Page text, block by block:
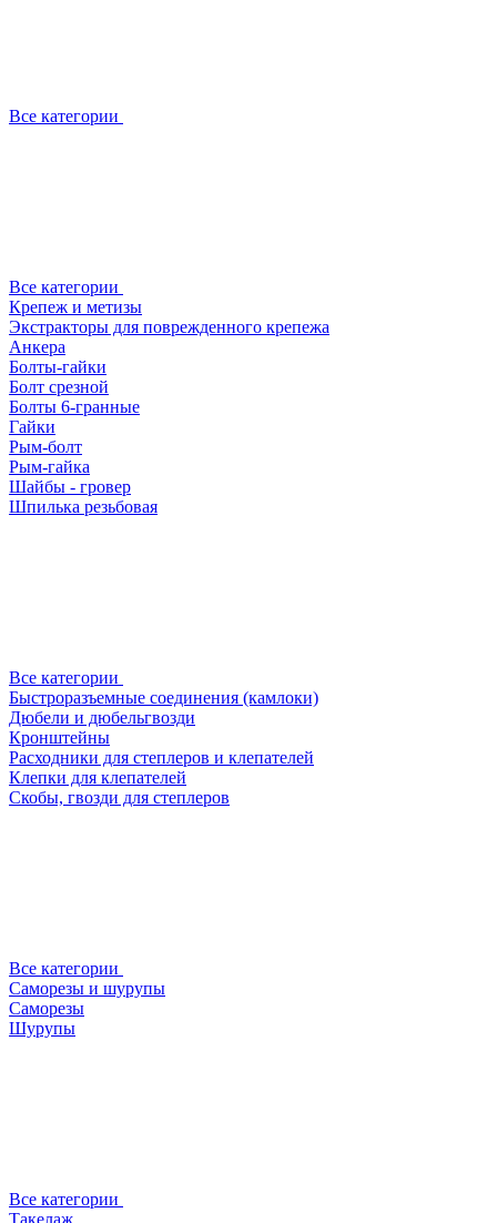
Все категории
Все категории
Крепеж и метизы
Экстракторы для поврежденного крепежа
Анкера
Болты-гайки
Болт срезной
Болты 6-гранные
Гайки
Рым-болт
Рым-гайка
Шайбы - гровер
Шпилька резьбовая
Все категории
Быстроразъемные соединения (камлоки)
Дюбели и дюбельгвозди
Кронштейны
Расходники для степлеров и клепателей
Клепки для клепателей
Скобы, гвозди для степлеров
Все категории
Саморезы и шурупы
Саморезы
Шурупы
Все категории
Такелаж